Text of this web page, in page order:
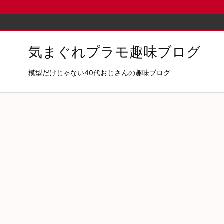
気まぐれプラモ趣味ブログ
模型だけじゃない40代おじさんの趣味ブログ